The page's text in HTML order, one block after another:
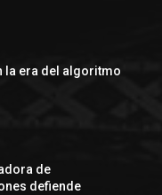
la era del algoritmo
de
defiende